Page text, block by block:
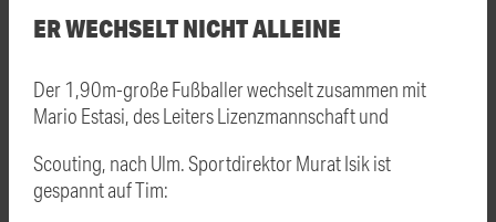
ER WECHSELT NICHT ALLEINE
Der 1,90m-große Fußballer wechselt zusammen mit
Mario Estasi, des Leiters Lizenzmannschaft und
Scouting, nach Ulm. Sportdirektor Murat Isik ist
gespannt auf Tim: